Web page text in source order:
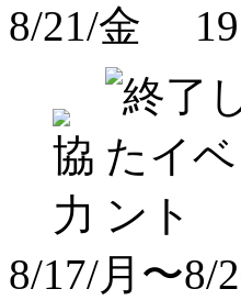
8/21/金
8/17/月〜8/